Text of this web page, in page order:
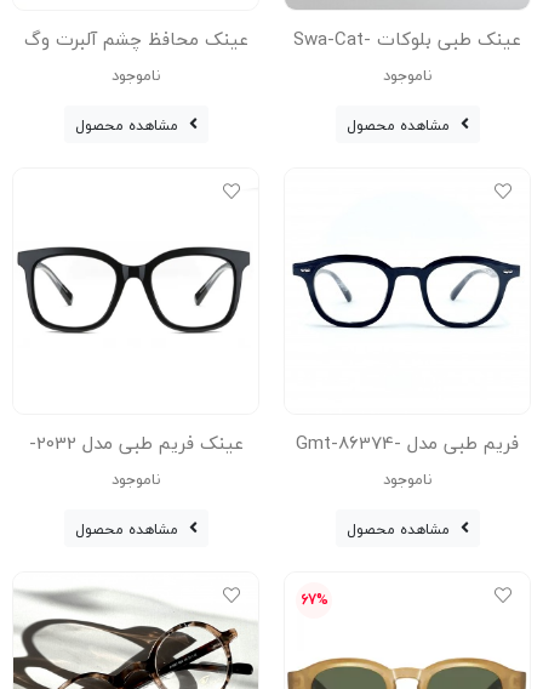
عینک طبی بلوکات Swa-Cat-
ناموجود
مشاهده محصول
عینک محافظ چشم آلبرت وگ
مدل S31108C3-1 Acetate Blue
ناموجود
مشاهده محصول
فریم طبی مدل Gmt-86374-
021-Blc
ناموجود
مشاهده محصول
عینک فریم طبی مدل 2032-
60215–C2-Blcناموجود
مشاهده محصول
67%